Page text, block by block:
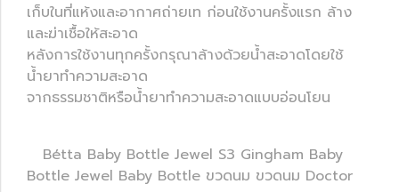
เก็บในที่แห้งและอากาศถ่ายเท ก่อนใช้งานครั้งแรก ล้าง
และฆ่าเชื้อให้สะอาด
หลังการใช้งานทุกครั้งกรุณาล้างด้วยน้ำสะอาดโดยใช้
น้ำยาทำความสะอาด
จากธรรมชาติหรือน้ำยาทำความสะอาดแบบอ่อนโยน
Bétta Baby Bottle Jewel S3 Gingham Baby
Bottle Jewel Baby Bottle ขวดนม ขวดนม Doctor